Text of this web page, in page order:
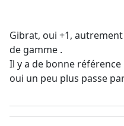
Gibrat, oui +1,
de gamme .
Il y a de bonne
oui un peu plus passe